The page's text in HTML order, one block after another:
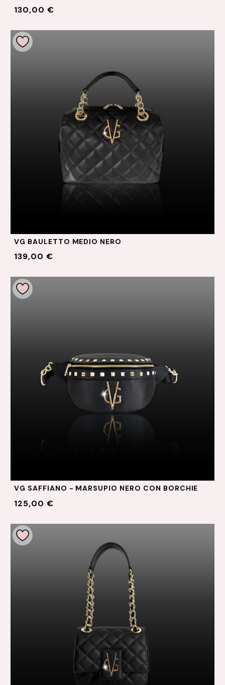
130,00 €
VG BAULETTO MEDIO NERO
139,00 €
VG SAFFIANO - MARSUPIO NERO CON BORCHIE
125,00 €